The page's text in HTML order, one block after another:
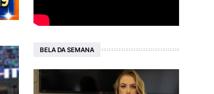
BELA DA SEMANA